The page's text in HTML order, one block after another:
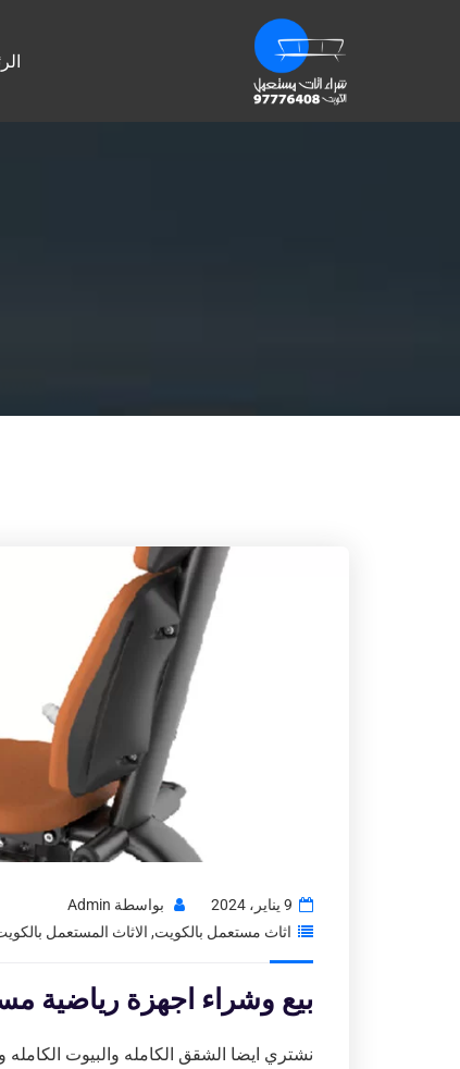
9 يناير، 2024 بواسطة Admin
اثاث مستعمل بالكويت, الاثاث المستعمل
بيع وشراء اجهزة رياضية
نشتري ايضا الشقق الكامله والبيوت